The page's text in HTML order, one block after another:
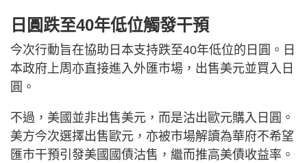
日圓跌至40年低位觸發干預
今次行動旨在協助日本支持跌至40年低位的日圓。日
本政府上周亦直接進入外匯市場，出售美元並買入日
圓。
不過，美國並非出售美元，而是沽出歐元購入日圓。
美方今次選擇出售歐元，亦被市場解讀為華府不希望
匯市干預引發美國國債沽售，繼而推高美債收益率。